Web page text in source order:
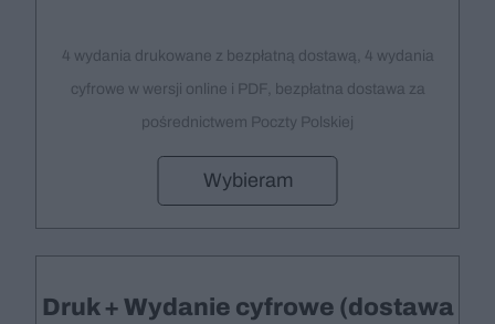
4 wydania drukowane z bezpłatną dostawą, 4 wydania
cyfrowe w wersji online i PDF, bezpłatna dostawa za
pośrednictwem Poczty Polskiej
Wybieram
Druk + Wydanie cyfrowe (dostawa